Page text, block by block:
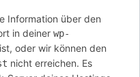
Information über den
in deiner wp-
oder wir können den
nicht erreichen. Es